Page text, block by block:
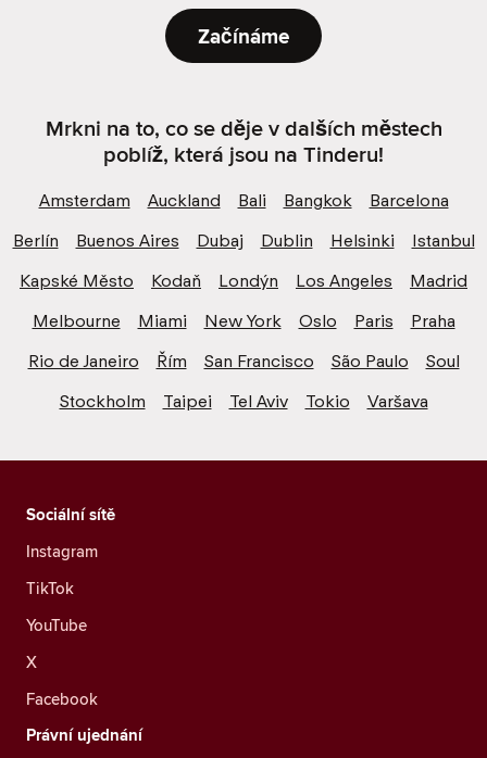
Začínáme
Mrkni na to, co se děje v dalších městech
poblíž, která jsou na Tinderu!
Amsterdam Auckland Bali Bangkok
Barcelona
Berlín
Buenos Aires Dubaj Dublin Helsinki
Istanbul
Kapské Město
Kodaň Londýn Los Angeles
Madrid
Melbourne
Miami New York Oslo Paris
Praha
Rio de Janeiro
Řím San Francisco São Paulo
Soul
Stockholm
Taipei Tel Aviv Tokio Varšava
Sociální sítě
Instagram
TikTok
YouTube
X
Facebook
Právní ujednání